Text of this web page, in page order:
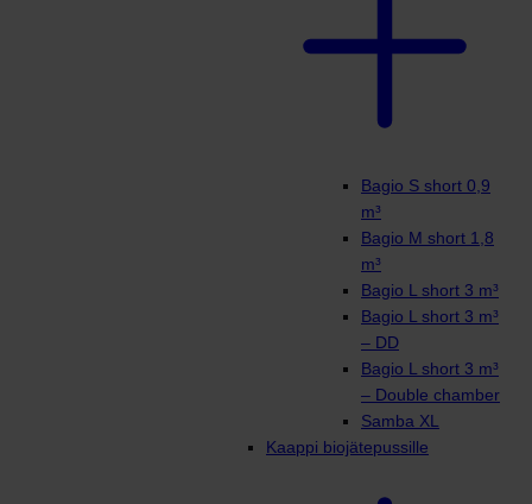
Bagio S short 0,9
m³
Bagio M short 1,8
m³
Bagio L short 3 m³
Bagio L short 3 m³
– DD
Bagio L short 3 m³
– Double chamber
Samba XL
Kaappi biojätepussille